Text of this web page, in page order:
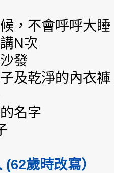
，不會呼呼大睡
N次
發
及乾淨的內衣褲
名字
歲時改寫）